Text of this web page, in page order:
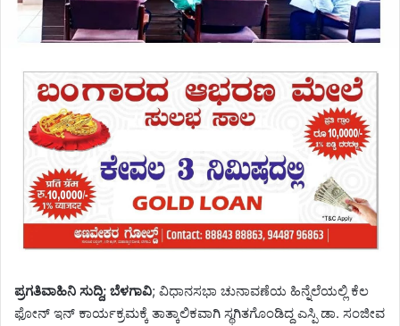
ಪ್ರಗತಿವಾಹಿನಿ ಸುದ್ದಿ; ಬೆಳಗಾವಿ; ವಿಧಾನಸಭಾ ಚುನಾವಣೆಯ ಹಿನ್ನೆಲೆಯಲ್ಲಿ ಕೆಲ
ಫೋನ್ ಇನ್ ಕಾರ್ಯಕ್ರಮಕ್ಕೆ ತಾತ್ಕಾಲಿಕವಾಗಿ ಸ್ಥಗಿತಗೊಂಡಿದ್ದ ಎಸ್ಪಿ ಡಾ. ಸಂಜೀವ